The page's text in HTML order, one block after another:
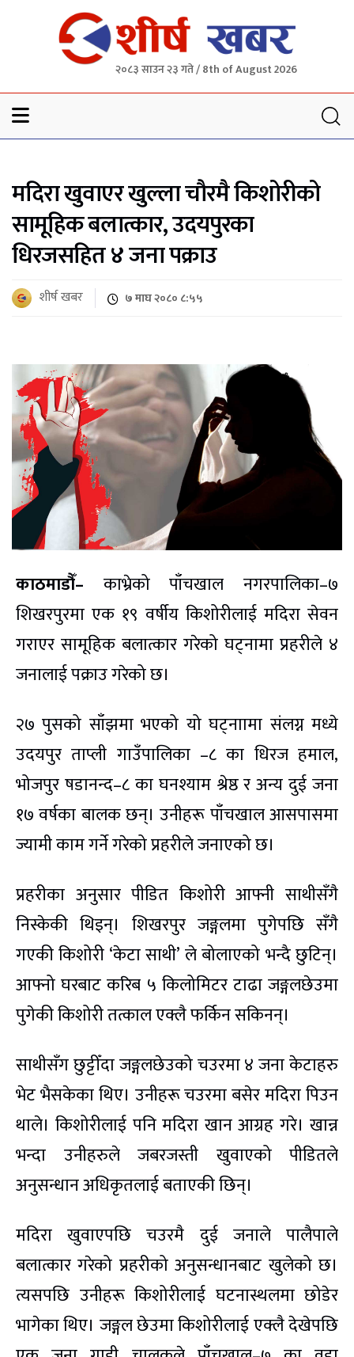
२०८३ साउन २३ गते / 8th of August 2026
मदिरा खुवाएर खुल्ला चौरमै किशोरीको
सामूहिक बलात्कार, उदयपुरका
धिरजसहित ४ जना पक्राउ
शीर्ष खबर ७ माघ २०८० ८:५५
काठमाडौँ– काभ्रेको पाँचखाल नगरपालिका–७
शिखरपुरमा एक १९ वर्षीय किशोरीलाई मदिरा सेवन
गराएर सामूहिक बलात्कार गरेको घट्नामा प्रहरीले ४
जनालाई पक्राउ गरेको छ।
२७ पुसको साँझमा भएको यो घट्नाामा संलग्न मध्ये
उदयपुर ताप्ली गाउँपालिका –८ का धिरज हमाल,
भोजपुर षडानन्द–८ का घनश्याम श्रेष्ठ र अन्य दुई जना
१७ वर्षका बालक छन्। उनीहरू पाँचखाल आसपासमा
ज्यामी काम गर्ने गरेको प्रहरीले जनाएको छ।
प्रहरीका अनुसार पीडित किशोरी आफ्नी साथीसँगै
निस्केकी थिइन्। शिखरपुर जङ्गलमा पुगेपछि सँगै
गएकी किशोरी ‘केटा साथी’ ले बोलाएको भन्दै छुटिन्।
आफ्नो घरबाट करिब ५ किलोमिटर टाढा जङ्गलछेउमा
पुगेकी किशोरी तत्काल एक्लै फर्किन सकिनन्।
साथीसँग छुट्टीँदा जङ्गलछेउको चउरमा ४ जना केटाहरु
भेट भैसकेका थिए। उनीहरू चउरमा बसेर मदिरा पिउन
थाले। किशोरीलाई पनि मदिरा खान आग्रह गरे। खान्न
भन्दा उनीहरुले जबरजस्ती खुवाएको पीडितले
अनुसन्धान अधिकृतलाई बताएकी छिन्।
मदिरा खुवाएपछि चउरमै दुई जनाले पालैपाले
बलात्कार गरेको प्रहरीको अनुसन्धानबाट खुलेको छ।
त्यसपछि उनीहरू किशोरीलाई घटनास्थलमा छोडेर
भागेका थिए। जङ्गल छेउमा किशोरीलाई एक्लै देखेपछि